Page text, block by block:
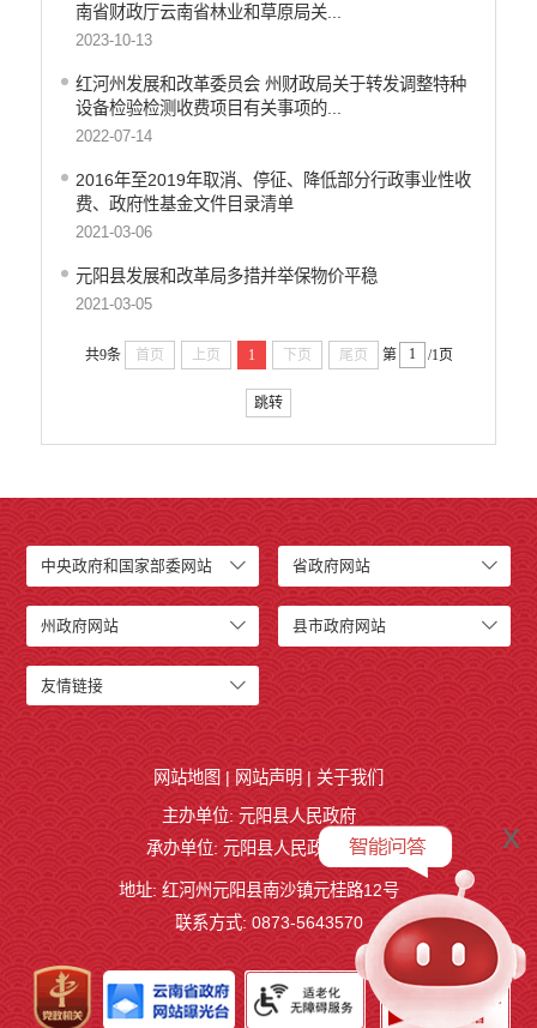
南省财政厅云南省林业和草原局关...
2023-10-13
红河州发展和改革委员会 州财政局关于转发调整特种
设备检验检测收费项目有关事项的...
2022-07-14
2016年至2019年取消、停征、降低部分行政事业性收
费、政府性基金文件目录清单
2021-03-06
元阳县发展和改革局多措并举保物价平稳
2021-03-05
共9条 首页 上页 1 下页 尾页 第 /1页
跳转
中央政府和国家部委网站 省政府网站
州政府网站 县市政府网站
友情链接
x
网站地图 | 网站声明 | 关于我们
主办单位: 元阳县人民政府
承办单位: 元阳县人民政府办公室
地址: 红河州元阳县南沙镇元桂路12号
联系方式: 0873-5643570